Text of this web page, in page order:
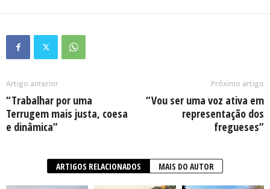
Artigo anterior
“Trabalhar por uma
Terrugem mais justa, coesa
e dinâmica”
Próximo artigo
“Vou ser uma voz ativa em
representação dos
fregueses”
ARTIGOS RELACIONADOS MAIS DO AUTOR